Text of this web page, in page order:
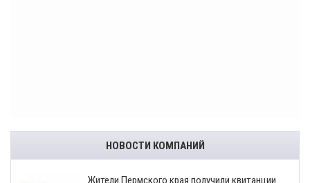
НОВОСТИ КОМПАНИЙ
​Жители Пермского края получили квитанции